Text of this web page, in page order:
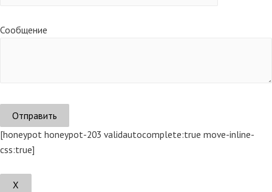
Сообщение
[honeypot honeypot-203 validautocomplete:true move-inline-
css:true]
Х